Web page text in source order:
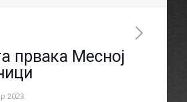
првака Месној
2023.